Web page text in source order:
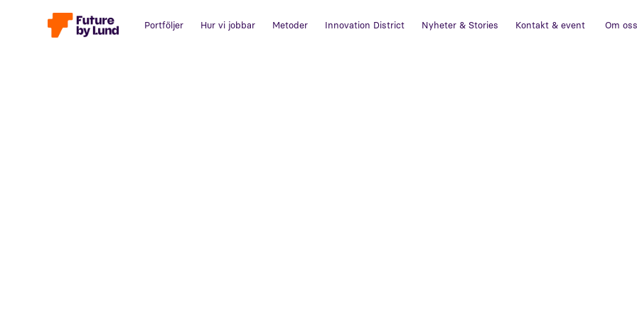
Portföljer Hur vi jobbar Metoder Innovation District Nyheter & Stories Kontakt & event Om